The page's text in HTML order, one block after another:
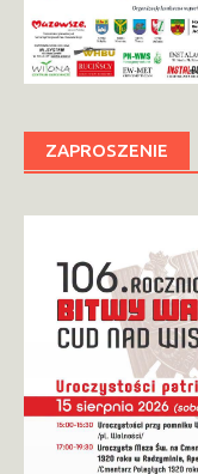
ZAPROSZENIE